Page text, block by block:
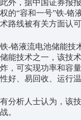
此外，据中国证券报
权的“容和一号”铁-铬
术路线被有关方面认可
铁-铬液流电池储能技
储能技术之一，该技
炸，可实现功率和容
性好、易回收、运行
有分析人士认为，该
战。